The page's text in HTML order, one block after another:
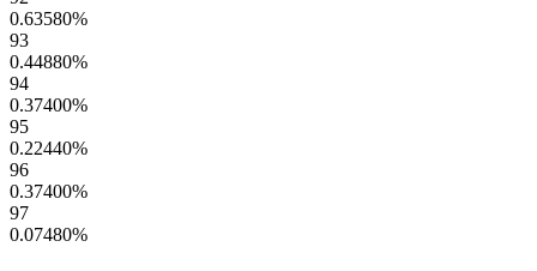
0.63580%
93
0.44880%
94
0.37400%
95
0.22440%
96
0.37400%
97
0.07480%